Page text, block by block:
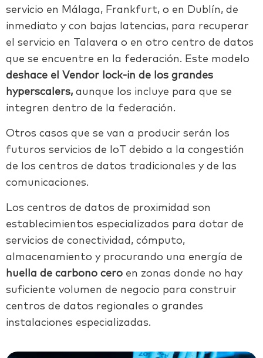
servicio en Málaga, Frankfurt, o en Dublín, de
inmediato y con bajas latencias, para recuperar
el servicio en Talavera o en otro centro de datos
que se encuentre en la federación. Este modelo
deshace el Vendor lock-in de los grandes
hyperscalers, aunque los incluye para que se
integren dentro de la federación.
Otros casos que se van a producir serán los
futuros servicios de IoT debido a la congestión
de los centros de datos tradicionales y de las
comunicaciones.
Los centros de datos de proximidad son
establecimientos especializados para dotar de
servicios de conectividad, cómputo,
almacenamiento y procurando una energía de
huella de carbono cero en zonas donde no hay
suficiente volumen de negocio para construir
centros de datos regionales o grandes
instalaciones especializadas.